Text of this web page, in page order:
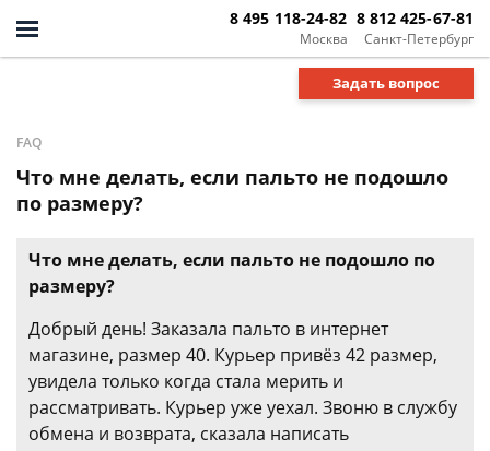
Москва
8 495 118-24-82
Санкт-Петербург
8 812 425-67-81
Задать вопрос
FAQ
Что мне делать, если пальто не подошло
по размеру?
Что мне делать, если пальто не подошло по
размеру?
Добрый день! Заказала пальто в интернет
магазине, размер 40. Курьер привёз 42 размер,
увидела только когда стала мерить и
рассматривать. Курьер уже уехал. Звоню в службу
обмена и возврата, сказала написать